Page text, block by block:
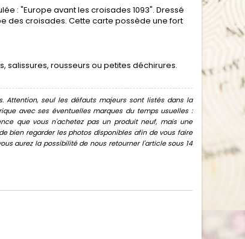
: "Europe avant les croisades 1093". Dressé
des croisades. Cette carte possède une fort
rousseurs ou petites déchirures.
Attention, seul les défauts majeurs sont listés dans la
avec ses éventuelles marques du temps usuelles :
que vous n'achetez pas un produit neuf, mais une
bien regarder les photos disponibles afin de vous faire
aurez la possibilité de nous retourner l'article sous 14